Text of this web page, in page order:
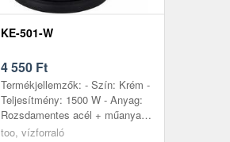
KE-501-W
4 550 Ft
Termékjellemzők: - Szín: Krém -
Teljesítmény: 1500 W - Anyag:
Rozsdamentes acél + műanyag -
Kapacitás: 1, 8 L - Méret: 22 x
too, vízforraló